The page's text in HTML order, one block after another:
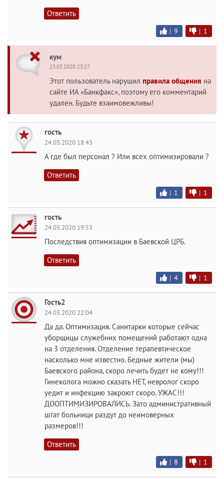
Ответить
| 9 | 1
кум
23.03.2020 23:27
Этот пользователь нарушил правила общения на
сайте ИА «Банкфакс», поэтому его комментарий
удален. Будьте взаимовежливы!
гость
24.03.2020 18:43
А где был персонал ? Или всех оптимизировали ?
Ответить
| 1 | 1
гость
24.03.2020 19:53
Последствия оптимизации в Баевской ЦРБ.
Ответить
| 4 | 1
Гость2
24.03.2020 22:04
Да да. Оптимизация. Санитарки которые сейчас
уборщицы служебних помещений работают одна
на 3 отделения. Отделение терапевтическое
насколько мне известно. Бедные жители (мы)
Баевского района, скоро лечить будет не кому!!!
Гинеколога можно сказать НЕТ, невролог скоро
уедит и инфекцию закроют скоро. УЖАС!!!
ДООПТИМИЗИРОВАЛИСЬ. Зато административный
штат больници раздут до неимоверных
размеров!!!
Ответить
| 8 | 1